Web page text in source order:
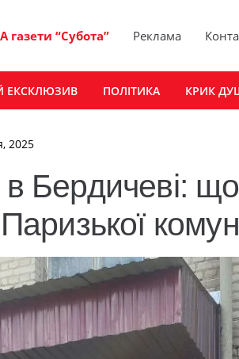
газети “Субота” Реклама
ЕКСКЛЮЗИВ ПОЛІТИКА КРИК
2025
Бердичеві: